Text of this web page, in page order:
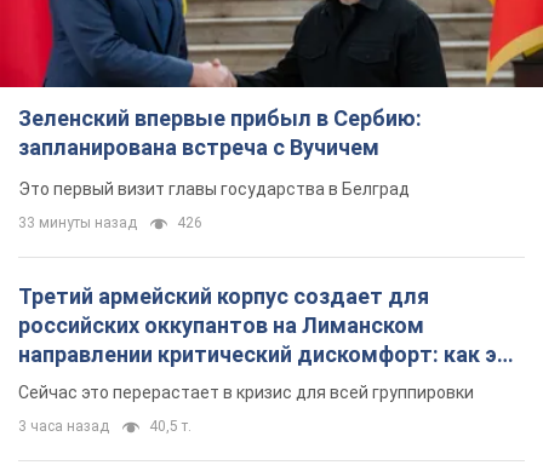
В оккупированной Ялте прогремели мощные
взрывы: поднимается черный дым. Фото и
видео
Город, вероятно, подвергся атаке дронов
6 часов назад 7,5 т.